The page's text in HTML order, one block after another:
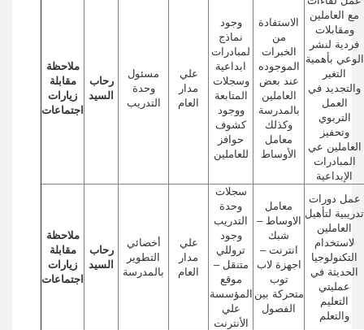
مع العاملين
ومقابلات
فردية لنشر
الوعي بأهمية
التغير
والتجديد في
العمل
التربوي
وتحفيز
العاملين عي
المبادرات
الإبداعية
الاستفادة
من
الخبرات
الموجوده
عند بعض
العاملين
بالمدرسة
وكذلك
معامل
الأوساط
وجود
نماذج
لمبادرات
ابداعية
وسجلات
المتابعة
ووجود
كشوف
حوافز
للعاملين
علي
مدار
العام
مسئول
وحدة
التدريب
رحاب
السيد
ملاحظة
مقابلة
زيارات
اجتماعات
عمل دورات
تدريبية لتأهيل
العاملين
لاستخدام
التكنولوجيا
الحديثة في
عمليتي
التعليم
والتعلم
معامل
الاوساط –
شبك
انترنت –
اجهزة لاب
توب
متحركة بين
الفصول
سجلات
وحدة
التدريب
وجود
تروللي
متنقل –
موقع
المؤسسة
علي
الأنترنت
علي
مدار
العام
أخصائي
التطوير
بالمدرسة
رحاب
السيد
ملاحظة
مقابلة
زيارات
اجتماعات